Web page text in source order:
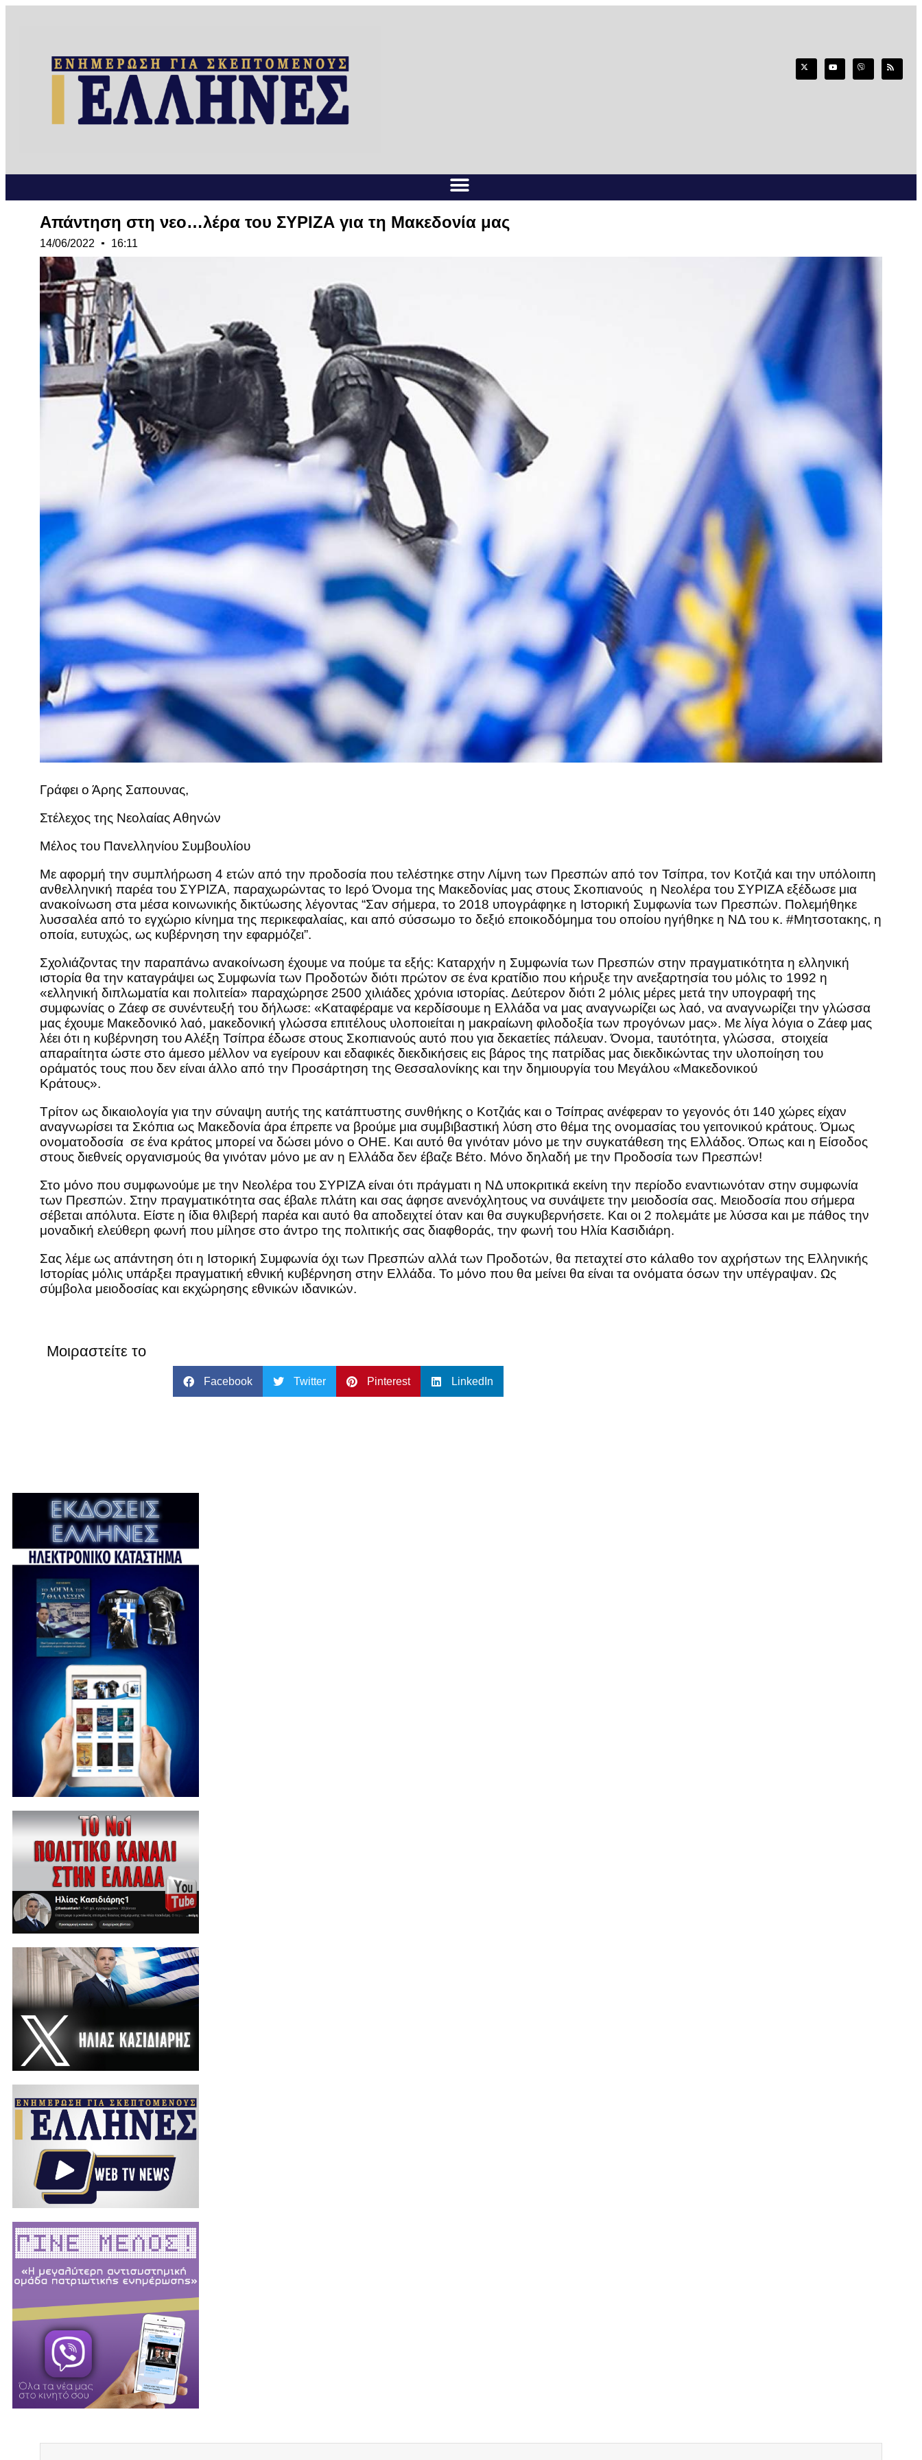
Απάντηση στη νεο…λέρα του ΣΥΡΙΖΑ για τη Μακεδονία μας
14/06/2022 16:11
Γράφει ο Άρης Σαπουνας,
Στέλεχος της Νεολαίας Αθηνών
Μέλος του Πανελληνίου Συμβουλίου
Με αφορμή την συμπλήρωση 4 ετών από την προδοσία που τελέστηκε στην Λίμνη των Πρεσπών από τον Τσίπρα, τον Κοτζιά και την υπόλοιπη
ανθελληνική παρέα του ΣΥΡΙΖΑ, παραχωρώντας το Ιερό Όνομα της Μακεδονίας μας στους Σκοπιανούς η Νεολέρα του ΣΥΡΙΖΑ εξέδωσε μια
ανακοίνωση στα μέσα κοινωνικής δικτύωσης λέγοντας “Σαν σήμερα, το 2018 υπογράφηκε η Ιστορική Συμφωνία των Πρεσπών. Πολεμήθηκε
λυσσαλέα από το εγχώριο κίνημα της περικεφαλαίας, και από σύσσωμο το δεξιό εποικοδόμημα του οποίου ηγήθηκε η ΝΔ του κ. #Μητσοτακης, η
οποία, ευτυχώς, ως κυβέρνηση την εφαρμόζει”.
Σχολιάζοντας την παραπάνω ανακοίνωση έχουμε να πούμε τα εξής: Καταρχήν η Συμφωνία των Πρεσπών στην πραγματικότητα η ελληνική
ιστορία θα την καταγράψει ως Συμφωνία των Προδοτών διότι πρώτον σε ένα κρατίδιο που κήρυξε την ανεξαρτησία του μόλις το 1992 η
«ελληνική διπλωματία και πολιτεία» παραχώρησε 2500 χιλιάδες χρόνια ιστορίας. Δεύτερον διότι 2 μόλις μέρες μετά την υπογραφή της
συμφωνίας ο Ζάεφ σε συνέντευξή του δήλωσε: «Καταφέραμε να κερδίσουμε η Ελλάδα να μας αναγνωρίζει ως λαό, να αναγνωρίζει την γλώσσα
μας έχουμε Μακεδονικό λαό, μακεδονική γλώσσα επιτέλους υλοποιείται η μακραίωνη φιλοδοξία των προγόνων μας». Με λίγα λόγια ο Ζάεφ μας
λέει ότι η κυβέρνηση του Αλέξη Τσίπρα έδωσε στους Σκοπιανούς αυτό που για δεκαετίες πάλευαν. Όνομα, ταυτότητα, γλώσσα, στοιχεία
απαραίτητα ώστε στο άμεσο μέλλον να εγείρουν και εδαφικές διεκδικήσεις εις βάρος της πατρίδας μας διεκδικώντας την υλοποίηση του
οράματός τους που δεν είναι άλλο από την Προσάρτηση της Θεσσαλονίκης και την δημιουργία του Μεγάλου «Μακεδονικού
Κράτους».
Τρίτον ως δικαιολογία για την σύναψη αυτής της κατάπτυστης συνθήκης ο Κοτζιάς και ο Τσίπρας ανέφεραν το γεγονός ότι 140 χώρες είχαν
αναγνωρίσει τα Σκόπια ως Μακεδονία άρα έπρεπε να βρούμε μια συμβιβαστική λύση στο θέμα της ονομασίας του γειτονικού κράτους. Όμως
ονοματοδοσία σε ένα κράτος μπορεί να δώσει μόνο ο ΟΗΕ. Και αυτό θα γινόταν μόνο με την συγκατάθεση της Ελλάδος. Όπως και η Είσοδος
στους διεθνείς οργανισμούς θα γινόταν μόνο με αν η Ελλάδα δεν έβαζε Βέτο. Μόνο δηλαδή με την Προδοσία των Πρεσπών!
Στο μόνο που συμφωνούμε με την Νεολέρα του ΣΥΡΙΖΑ είναι ότι πράγματι η ΝΔ υποκριτικά εκείνη την περίοδο εναντιωνόταν στην συμφωνία
των Πρεσπών. Στην πραγματικότητα σας έβαλε πλάτη και σας άφησε ανενόχλητους να συνάψετε την μειοδοσία σας. Μειοδοσία που σήμερα
σέβεται απόλυτα. Είστε η ίδια θλιβερή παρέα και αυτό θα αποδειχτεί όταν και θα συγκυβερνήσετε. Και οι 2 πολεμάτε με λύσσα και με πάθος την
μοναδική ελεύθερη φωνή που μίλησε στο άντρο της πολιτικής σας διαφθοράς, την φωνή του Ηλία Κασιδιάρη.
Σας λέμε ως απάντηση ότι η Ιστορική Συμφωνία όχι των Πρεσπών αλλά των Προδοτών, θα πεταχτεί στο κάλαθο τον αχρήστων της Ελληνικής
Ιστορίας μόλις υπάρξει πραγματική εθνική κυβέρνηση στην Ελλάδα. Το μόνο που θα μείνει θα είναι τα ονόματα όσων την υπέγραψαν. Ως
σύμβολα μειοδοσίας και εκχώρησης εθνικών ιδανικών.
Μοιραστείτε το
Facebook Twitter Pinterest LinkedIn